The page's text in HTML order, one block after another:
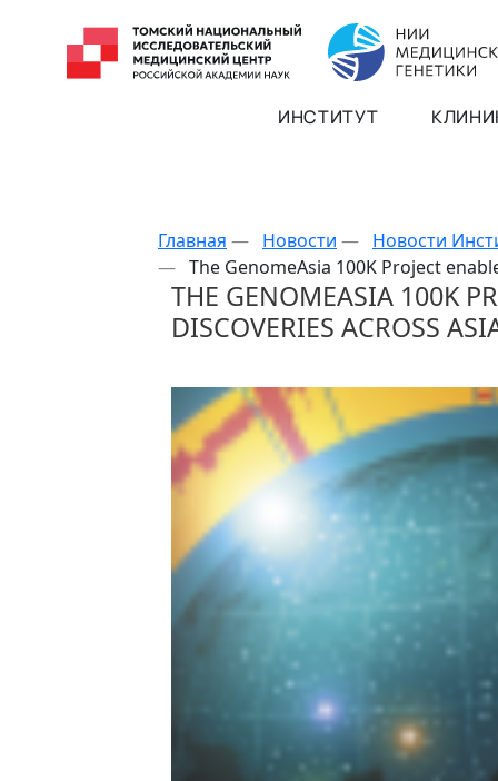
ИНСТИТУТ
Главная — Новости — Новости
— The GenomeAsia 100K Project
THE GENOMEASIA 100K
DISCOVERIES ACROSS